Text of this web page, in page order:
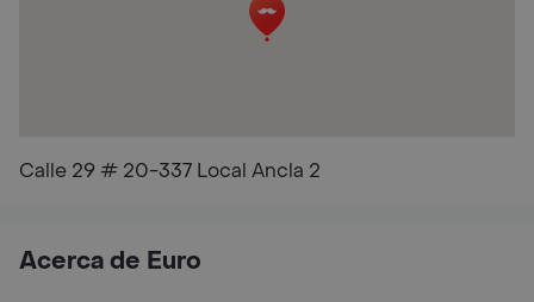
Calle 29 # 20-337 Local Ancla 2
Acerca de Euro